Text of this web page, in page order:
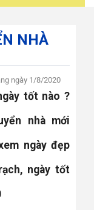
NHÀ
ngày 1/8/2020
tốt nào ?
nhà mới
ngày đẹp
ngày tốt